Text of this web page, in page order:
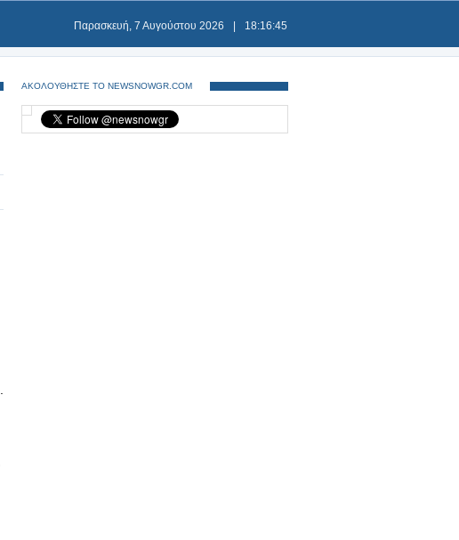
Παρασκευή, 7 Αυγούστου 2026 18:16:45
ΑΚΟΛΟΥΘΗΣΤΕ ΤΟ NEWSNOWGR.COM